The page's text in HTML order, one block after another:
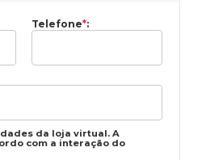
Telefone*:
da loja virtual. A
com a interação do